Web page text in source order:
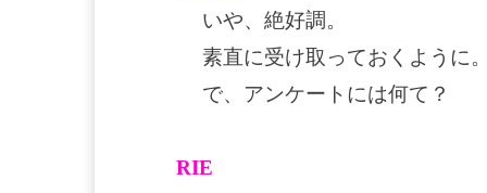
いや、絶好調。
素直に受け取っておくように
で、アンケートには何て？
RIE